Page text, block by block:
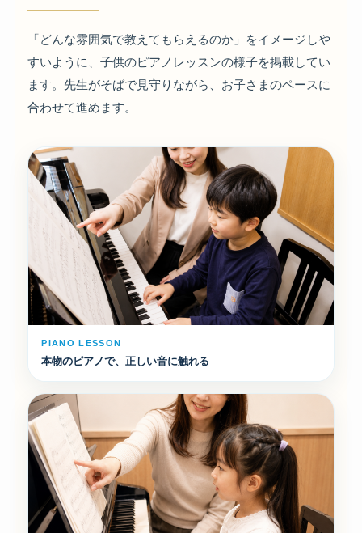
「どんな雰囲気で教えてもらえるのか」をイメージしや
すいように、子供のピアノレッスンの様子を掲載してい
ます。先生がそばで見守りながら、お子さまのペースに
合わせて進めます。
PIANO LESSON
本物のピアノで、正しい音に触れる